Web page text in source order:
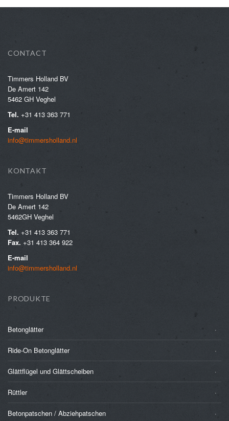
CONTACT
Timmers Holland BV
De Amert 142
5462 GH Veghel
Tel. +31 413 363 771
E-mail
info@timmersholland.nl
KONTAKT
Timmers Holland BV
De Amert 142
5462GH Veghel
Tel. +31 413 363 771
Fax. +31 413 364 922
E-mail
info@timmersholland.nl
PRODUKTE
Betonglätter
Ride-On Betonglätter
Glättflügel und Glättscheiben
Rüttler
Betonpatschen / Abziehpatschen